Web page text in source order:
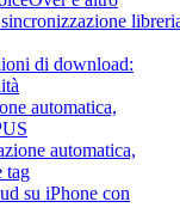
di download:
automatica,
automatica,
tag
su iPhone con